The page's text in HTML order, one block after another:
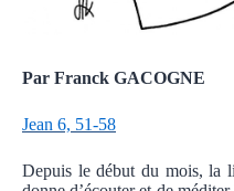
Par Franck GACOGNE
Jean 6, 51-58
Depuis le début du mois, la